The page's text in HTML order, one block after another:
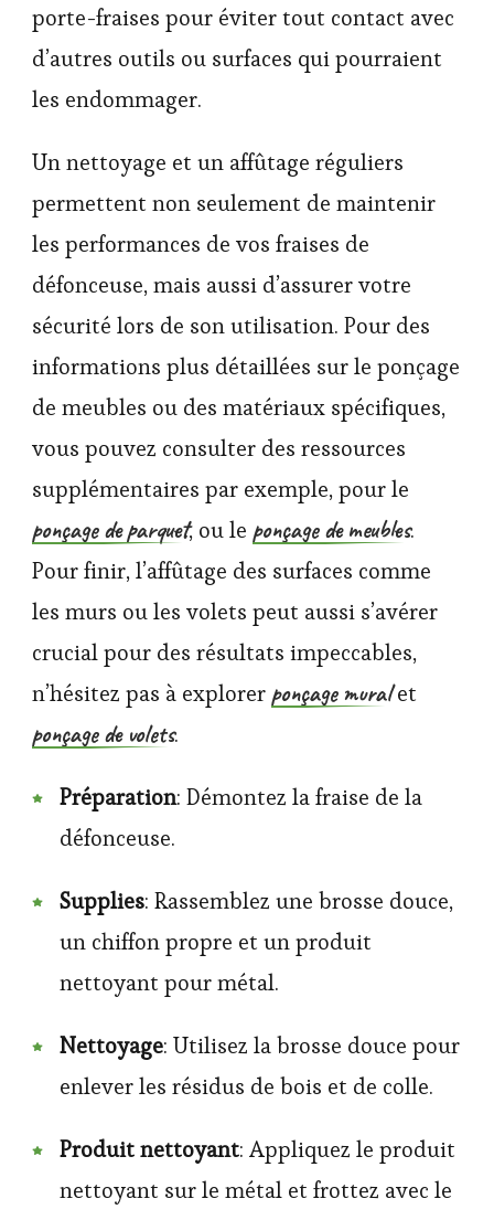
porte-fraises pour éviter tout contact avec
d’autres outils ou surfaces qui pourraient
les endommager.
Un nettoyage et un affûtage réguliers
permettent non seulement de maintenir
les performances de vos fraises de
défonceuse, mais aussi d’assurer votre
sécurité lors de son utilisation. Pour des
informations plus détaillées sur le ponçage
de meubles ou des matériaux spécifiques,
vous pouvez consulter des ressources
supplémentaires par exemple, pour le
ponçage de parquet, ou le ponçage de meubles.
Pour finir, l’affûtage des surfaces comme
les murs ou les volets peut aussi s’avérer
crucial pour des résultats impeccables,
n’hésitez pas à explorerponçage muralet
ponçage de volets.
Préparation: Démontez la fraise de la
défonceuse.
Supplies: Rassemblez une brosse douce,
un chiffon propre et un produit
nettoyant pour métal.
Nettoyage: Utilisez la brosse douce pour
enlever les résidus de bois et de colle.
Produit nettoyant: Appliquez le produit
nettoyant sur le métal et frottez avec le